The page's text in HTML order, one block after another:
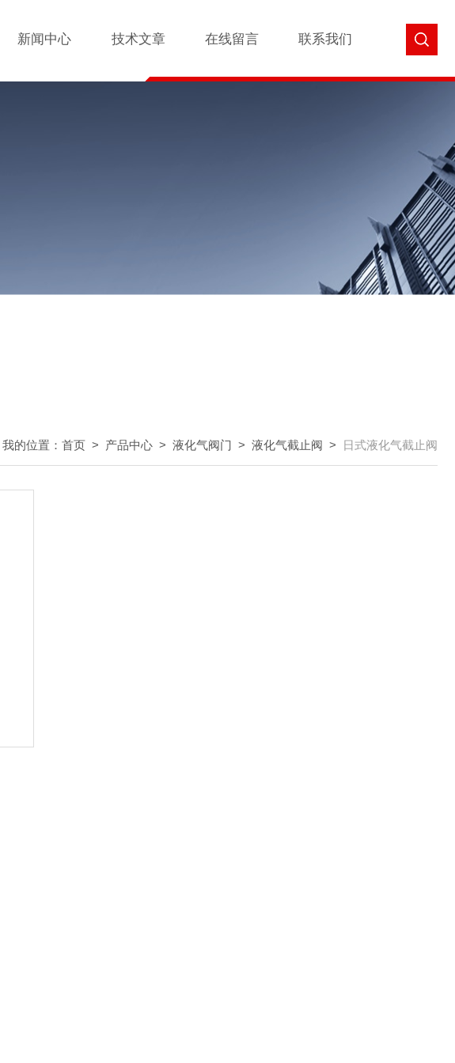
新闻中心 技术文章 在线留言 联系我们
我的位置： 首页 > 产品中心 > 液化气阀门 > 液化气截止阀 > 日式液化气截止阀